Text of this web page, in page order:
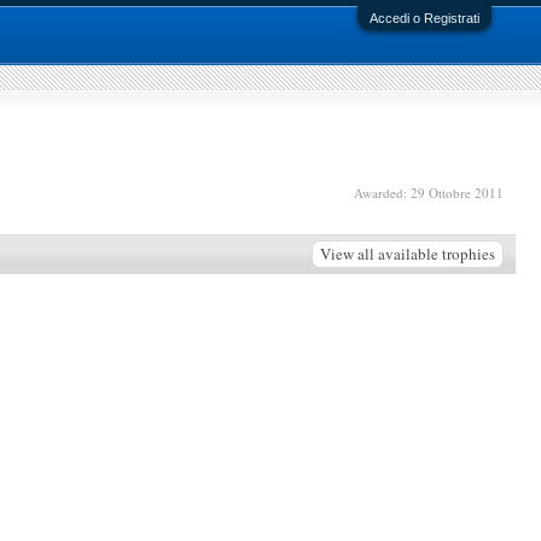
Accedi o Registrati
Awarded: 29 Ottobre 2011
View all available trophies